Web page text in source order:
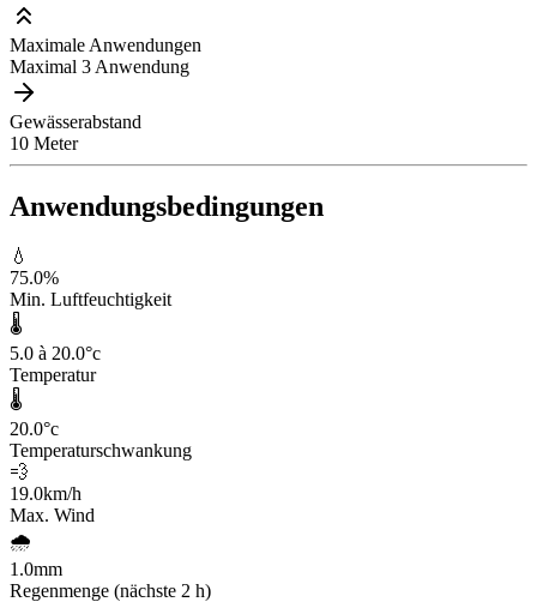
Maximale Anwendungen
Maximal 3 Anwendung
Gewässerabstand
10 Meter
Anwendungsbedingungen
💧
75.0%
Min. Luftfeuchtigkeit
🌡️
5.0 à 20.0°c
Temperatur
🌡️
20.0°c
Temperaturschwankung
💨
19.0km/h
Max. Wind
🌧️
1.0mm
Regenmenge (nächste 2 h)